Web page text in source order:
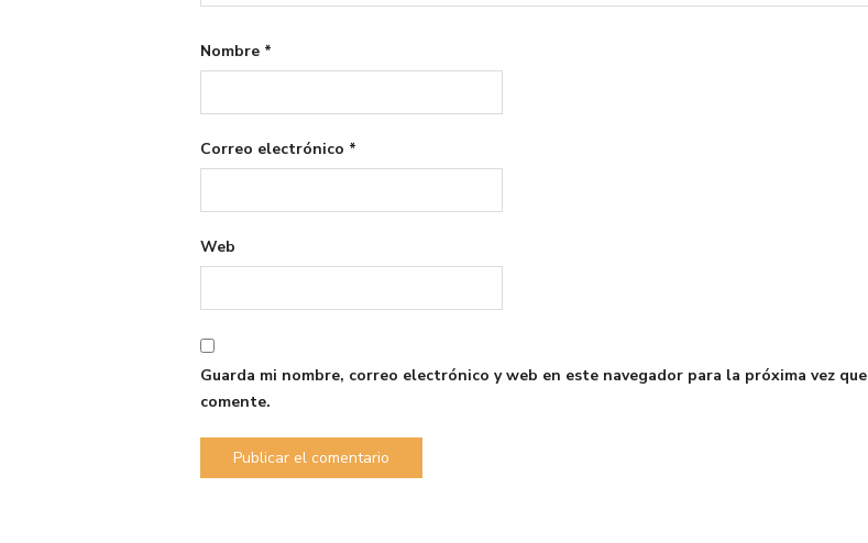
Nombre *
Correo electrónico *
Web
Guarda mi nombre, correo electrónico y web en este navegador para la próxima vez que
comente.